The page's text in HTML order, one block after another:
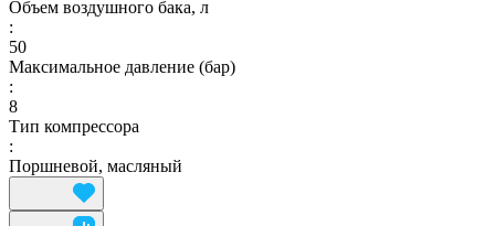
Объем воздушного бака, л
:
50
Максимальное давление (бар)
:
8
Тип компрессора
:
Поршневой, масляный